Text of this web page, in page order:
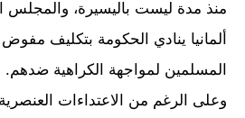
منذ مدة ليست باليسيرة، والمجلس
ألمانيا ينادي الحكومة بتكليف
المسلمين لمواجهة الكراهية ضدهم.
وعلى الرغم من الاعتداءات